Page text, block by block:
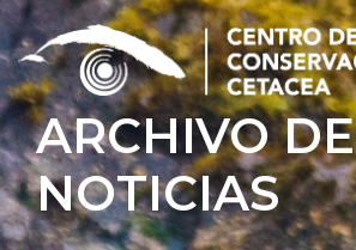
ARCHIVO DE
NOTICIAS